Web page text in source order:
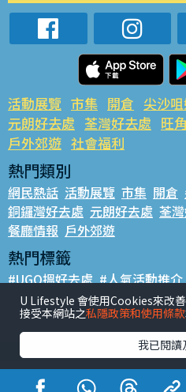
活動展覽 市集 開倉 尖沙
元朗好去處 荃灣好去處 旺
戶外郊遊 社會福利
熱門類別
網民熱話 活動展覽 市集 開倉
銅鑼灣好去處 元朗好去處 荃
餐廳情報 戶外郊遊
熱門標籤
#UGO搵好去處 #人氣活動推介
#親子玩樂好去處 #ULifestyle
#UJetso禮物放送 #ULifestyle
U Lifestyle 會使用Cookies來改
接受本網站之私隱政策和使用條款
我已閱讀